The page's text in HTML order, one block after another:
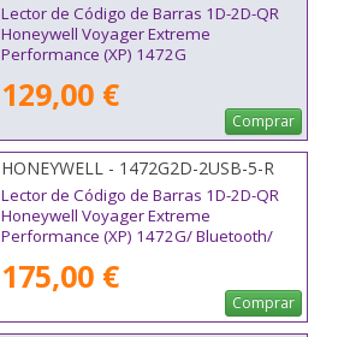
Lector de Código de Barras 1D-2D-QR
Honeywell Voyager Extreme
Performance (XP) 1472G
129,00 €
Comprar
HONEYWELL - 1472G2D-2USB-5-R
Lector de Código de Barras 1D-2D-QR
Honeywell Voyager Extreme
Performance (XP) 1472G/ Bluetooth/
175,00 €
Comprar